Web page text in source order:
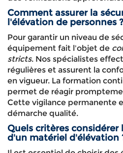
Comment assurer la
l'élévation de personnes ?
Pour garantir un niveau de
équipement fait l'objet de
stricts. Nos spécialistes
régulières et assurent la
en vigueur. La formation
permet de réagir
Cette vigilance permanente
démarche qualité.
Quels critères considérer
d'un matériel d'élévation